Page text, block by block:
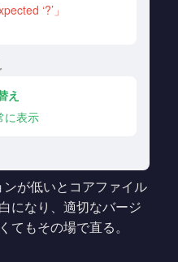
‘?’」
え
に表示
ンが低いとコアファイル
になり、適切なバージ
てもその場で直る。